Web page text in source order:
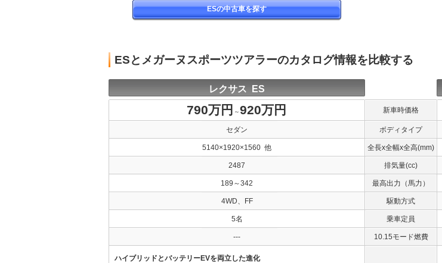
ESの中古車を探す
ESとメガーヌスポーツツアラーのカタログ情報を比較する
レクサス ES
790万円 ～920万円 新車時価格
セダン ボディタイプ
5140×1920×1560 他 全長x全幅x全高(mm)
2487 排気量(cc)
189～342 最高出力（馬力）
4WD、FF 駆動方式
5名 乗車定員
--- 10.15モード燃費
ハイブリッドとバッテリーEVを両立した進化